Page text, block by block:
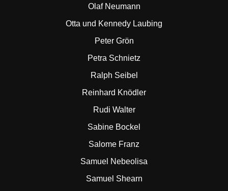
Olaf Neumann
Otta und Kennedy Laubing
Peter Grön
Petra Schnietz
Ralph Seibel
Reinhard Knödler
Rudi Walter
Sabine Bockel
Salome Franz
Samuel Nebeolisa
Samuel Shearn